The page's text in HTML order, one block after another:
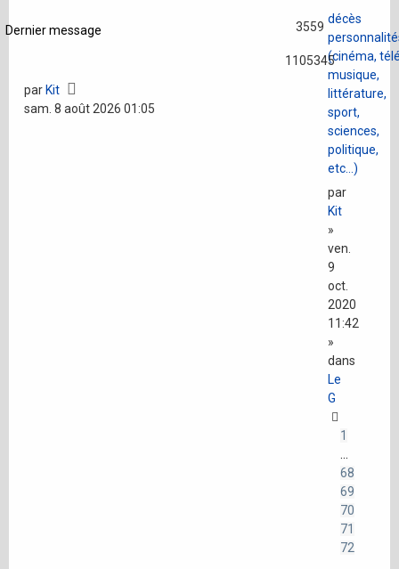
Dernier message
décès
(cinéma,
musique,
littérature,
sport,
sciences,
politique,
etc...)
par
Kit
»
ven.
9
oct.
2020
11:42
»
dans
Le
G
1
68
69
70
71
72
3559
1105345
par Kit
sam. 8 août 2026 01:05